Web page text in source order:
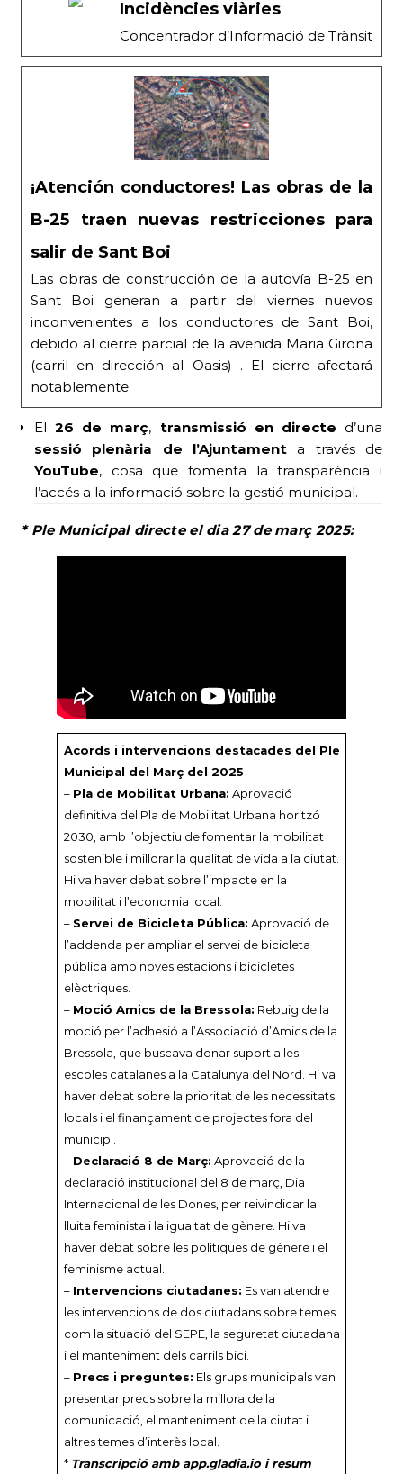
Incidències viàries
Concentrador d’Informació de Trànsit
¡Atención conductores! Las obras de la
B-25 traen nuevas restricciones para
salir de Sant Boi
Las obras de construcción de la autovía B-25 en
Sant Boi generan a partir del viernes nuevos
inconvenientes a los conductores de Sant Boi,
debido al cierre parcial de la avenida Maria Girona
(carril en dirección al Oasis) . El cierre afectará
notablemente
El26 de març, transmissió en directe d’una
sessió plenària de l’Ajuntament a través de
YouTube, cosa que fomenta la transparència i
l’accés a la informació sobre la gestió municipal.
* Ple Municipal directe el dia 27 de març 2025:
Acords i intervencions destacades del Ple
Municipal del Març del 2025
– Pla de Mobilitat Urbana: Aprovació
definitiva del Pla de Mobilitat Urbana horitzó
2030, amb l’objectiu de fomentar la mobilitat
sostenible i millorar la qualitat de vida a la ciutat.
Hi va haver debat sobre l’impacte en la
mobilitat i l’economia local.
– Servei de Bicicleta Pública: Aprovació de
l’addenda per ampliar el servei de bicicleta
pública amb noves estacions i bicicletes
elèctriques.
– Moció Amics de la Bressola: Rebuig de la
moció per l’adhesió a l’Associació d’Amics de la
Bressola, que buscava donar suport a les
escoles catalanes a la Catalunya del Nord. Hi va
haver debat sobre la prioritat de les necessitats
locals i el finançament de projectes fora del
municipi.
– Declaració 8 de Març: Aprovació de la
declaració institucional del 8 de març, Dia
Internacional de les Dones, per reivindicar la
lluita feminista i la igualtat de gènere. Hi va
haver debat sobre les polítiques de gènere i el
feminisme actual.
– Intervencions ciutadanes: Es van atendre
les intervencions de dos ciutadans sobre temes
com la situació del SEPE, la seguretat ciutadana
i el manteniment dels carrils bici.
– Precs i preguntes: Els grups municipals van
presentar precs sobre la millora de la
comunicació, el manteniment de la ciutat i
altres temes d’interès local.
* Transcripció amb app.gladia.io i resum